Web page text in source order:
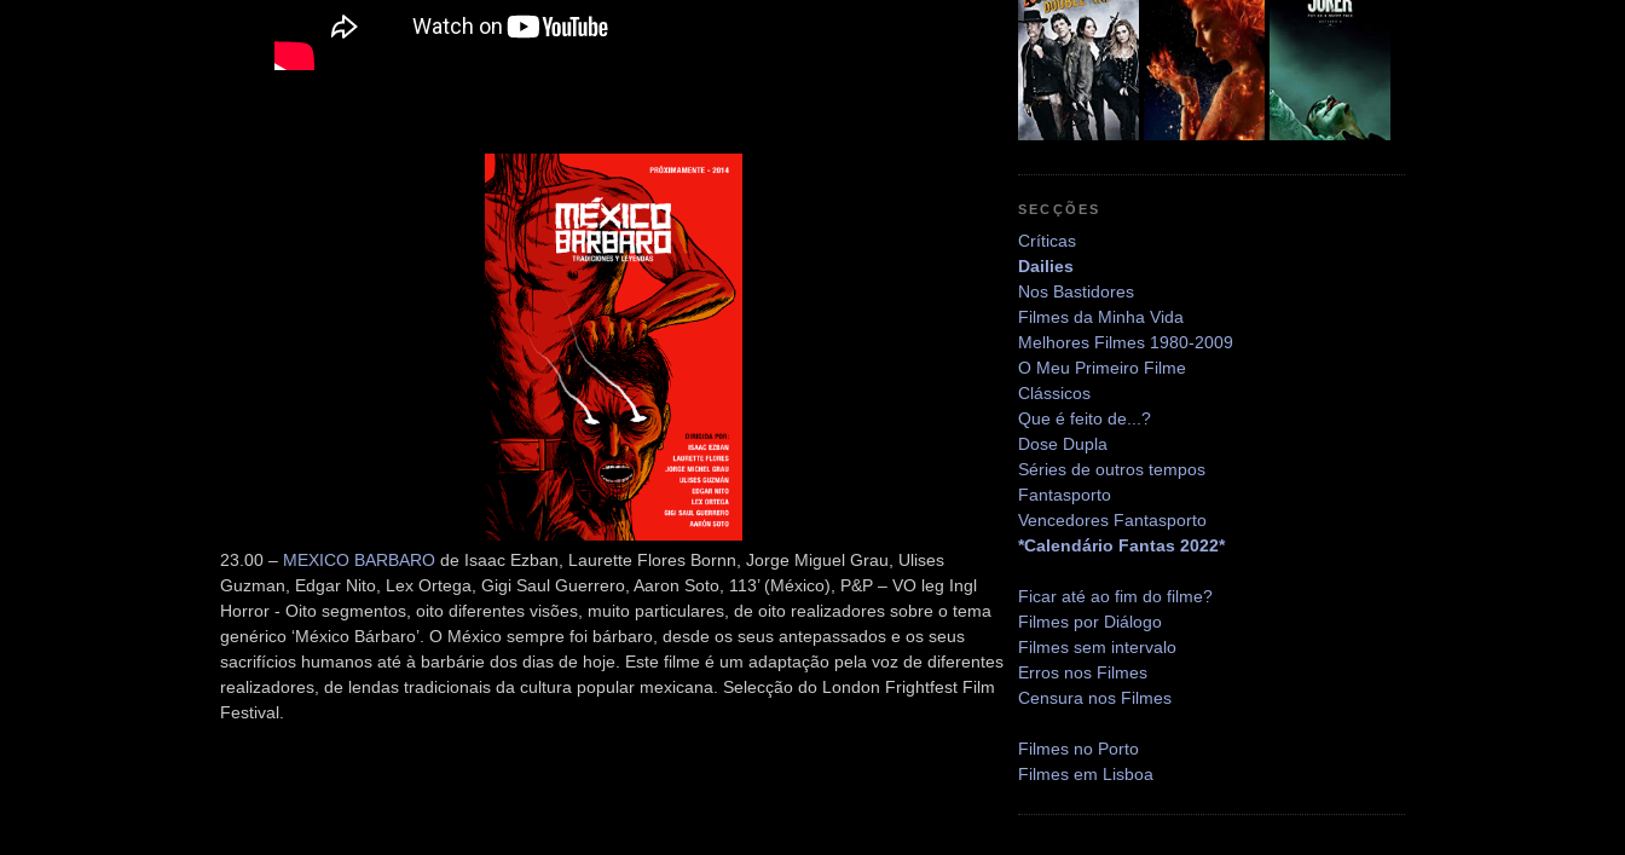
23.00 – MEXICO BARBARO de Isaac Ezban, Laurette Flores Bornn, Jorge Miguel Grau, Ulises
Guzman, Edgar Nito, Lex Ortega, Gigi Saul Guerrero, Aaron Soto, 113’ (México), P&P – VO leg Ingl
Horror - Oito segmentos, oito diferentes visões, muito particulares, de oito realizadores sobre o tema
genérico ‘México Bárbaro’. O México sempre foi bárbaro, desde os seus antepassados e os seus
sacrifícios humanos até à barbárie dos dias de hoje. Este filme é um adaptação pela voz de diferentes
realizadores, de lendas tradicionais da cultura popular mexicana. Selecção do London Frightfest Film
Festival.
SECÇÕES
Críticas
Dailies
Nos Bastidores
Filmes da Minha Vida
Melhores Filmes 1980-2009
O Meu Primeiro Filme
Clássicos
Que é feito de...?
Dose Dupla
Séries de outros tempos
Fantasporto
Vencedores Fantasporto
*Calendário Fantas 2022*
Ficar até ao fim do filme?
Filmes por Diálogo
Filmes sem intervalo
Erros nos Filmes
Censura nos Filmes
Filmes no Porto
Filmes em Lisboa